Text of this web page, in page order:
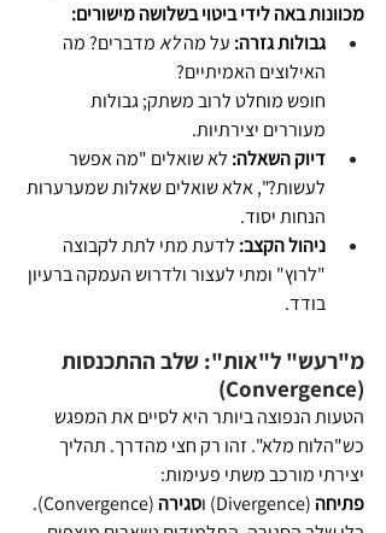
מכוונות באה לידי ביטוי בשלושה מישורים:
גבולות גזרה: על מה לא מדברים? מה
האילוצים האמיתיים?
חופש מוחלט לרוב משתק; גבולות
מעוררים יצירתיות.
דיוק השאלה: לא שואלים "מה אפשר
לעשות?", אלא שואלים שאלות שמערערות
הנחות יסוד.
ניהול הקצב: לדעת מתי לתת לקבוצה
"לרוץ" ומתי לעצור ולדרוש העמקה ברעיון
בודד.
מ"רעש" ל"אות": שלב ההתכנסות
(Convergence)
הטעות הנפוצה ביותר היא לסיים את המפגש
כש"הלוח מלא". זהו רק חצי מהדרך. תהליך
יצירתי מורכב משתי פעימות:
פתיחה (Divergence) ו סגירה
(Convergence).